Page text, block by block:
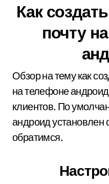
Как
почту
Обзор на тему как
на телефоне
клиентов. По
андроид установлен
обратимся.